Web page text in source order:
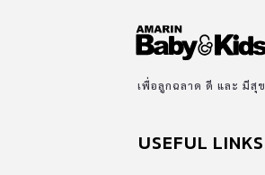
เพื่อลูกฉลาด ดี และ มีสุข
USEFUL LINKS